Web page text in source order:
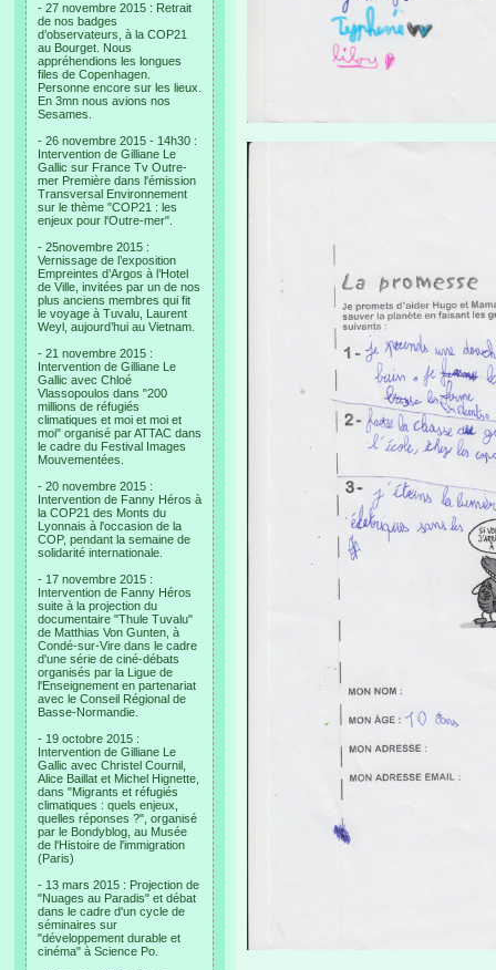
- 27 novembre 2015 : Retrait
de nos badges
d’observateurs, à la COP21
au Bourget. Nous
appréhendions les longues
files de Copenhagen.
Personne encore sur les lieux.
En 3mn nous avions nos
Sesames.
- 26 novembre 2015 - 14h30 :
Intervention de Gilliane Le
Gallic sur France Tv Outre-
mer Première dans l'émission
Transversal Environnement
sur le thème "COP21 : les
enjeux pour l'Outre-mer".
- 25novembre 2015 :
Vernissage de l’exposition
Empreintes d’Argos à l’Hotel
de Ville, invitées par un de nos
plus anciens membres qui fit
le voyage à Tuvalu, Laurent
Weyl, aujourd’hui au Vietnam.
- 21 novembre 2015 :
Intervention de Gilliane Le
Gallic avec Chloé
Vlassopoulos dans "200
millions de réfugiés
climatiques et moi et moi et
moi" organisé par ATTAC dans
le cadre du Festival Images
Mouvementées.
- 20 novembre 2015 :
Intervention de Fanny Héros à
la COP21 des Monts du
Lyonnais à l'occasion de la
COP, pendant la semaine de
solidarité internationale.
- 17 novembre 2015 :
Intervention de Fanny Héros
suite à la projection du
documentaire "Thule Tuvalu"
de Matthias Von Gunten, à
Condé-sur-Vire dans le cadre
d'une série de ciné-débats
organisés par la Ligue de
l'Enseignement en partenariat
avec le Conseil Régional de
Basse-Normandie.
- 19 octobre 2015 :
Intervention de Gilliane Le
Gallic avec Christel Cournil,
Alice Baillat et Michel Hignette,
dans "Migrants et réfugiés
climatiques : quels enjeux,
quelles réponses ?", organisé
par le Bondyblog, au Musée
de l'Histoire de l'immigration
(Paris)
- 13 mars 2015 : Projection de
"Nuages au Paradis" et débat
dans le cadre d'un cycle de
séminaires sur
"développement durable et
cinéma" à Science Po.